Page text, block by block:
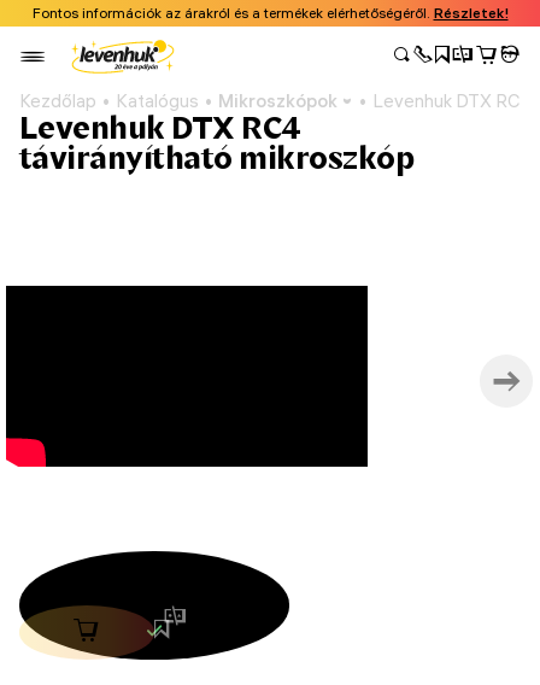
Fontos információk az árakról és a termékek elérhetőségéről. Részletek!
Kezdőlap Katalógus Mikroszkópok Levenhuk DTX
Levenhuk DTX RC4
távirányítható mikroszkóp